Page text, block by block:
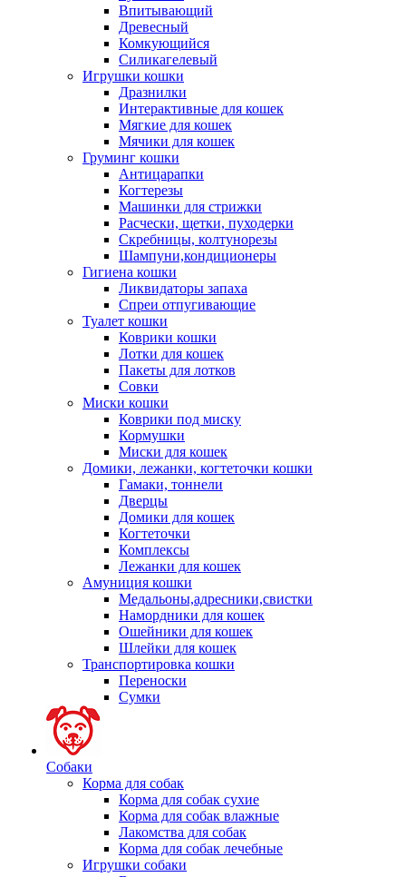
Впитывающий
Древесный
Комкующийся
Силикагелевый
Игрушки кошки
Дразнилки
Интерактивные для кошек
Мягкие для кошек
Мячики для кошек
Груминг кошки
Антицарапки
Когтерезы
Машинки для стрижки
Расчески, щетки, пуходерки
Скребницы, колтунорезы
Шампуни,кондиционеры
Гигиена кошки
Ликвидаторы запаха
Спреи отпугивающие
Туалет кошки
Коврики кошки
Лотки для кошек
Пакеты для лотков
Совки
Миски кошки
Коврики под миску
Кормушки
Миски для кошек
Домики, лежанки, когтеточки кошки
Гамаки, тоннели
Дверцы
Домики для кошек
Когтеточки
Комплексы
Лежанки для кошек
Амуниция кошки
Медальоны,адресники,свистки
Намордники для кошек
Ошейники для кошек
Шлейки для кошек
Транспортировка кошки
Переноски
Сумки
Собаки
Корма для собак
Корма для собак сухие
Корма для собак влажные
Лакомства для собак
Корма для собак лечебные
Игрушки собаки